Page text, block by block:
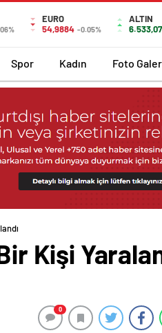
EURO
54,9884 -0.05%
ALTIN
6.533,07
Spor Kadın Foto
Kişi
0